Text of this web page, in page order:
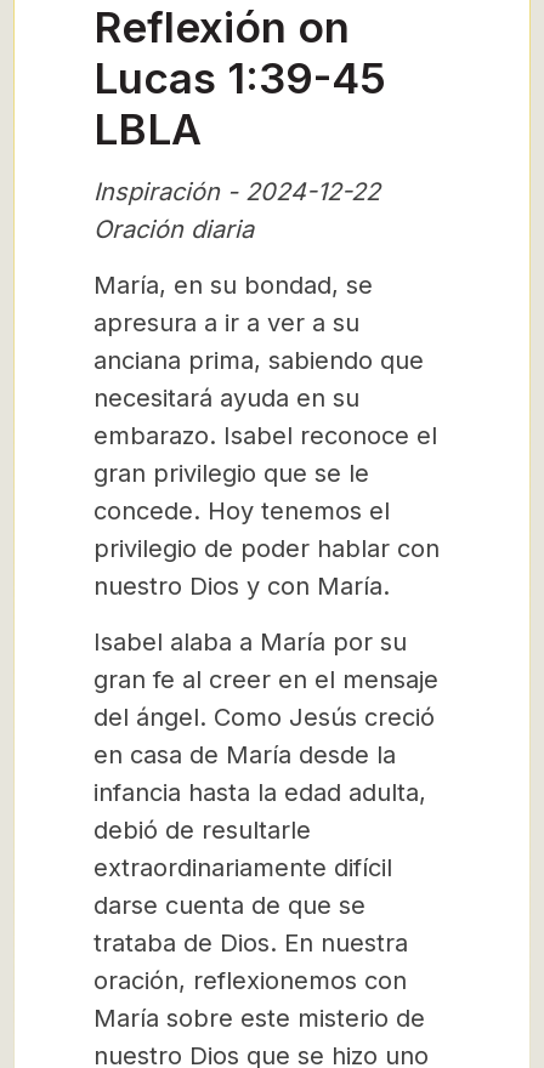
Reflexión on
Lucas 1:39-45
LBLA
Inspiración - 2024-12-22
Oración diaria
María, en su bondad, se
apresura a ir a ver a su
anciana prima, sabiendo que
necesitará ayuda en su
embarazo. Isabel reconoce el
gran privilegio que se le
concede. Hoy tenemos el
privilegio de poder hablar con
nuestro Dios y con María.
Isabel alaba a María por su
gran fe al creer en el mensaje
del ángel. Como Jesús creció
en casa de María desde la
infancia hasta la edad adulta,
debió de resultarle
extraordinariamente difícil
darse cuenta de que se
trataba de Dios. En nuestra
oración, reflexionemos con
María sobre este misterio de
nuestro Dios que se hizo uno